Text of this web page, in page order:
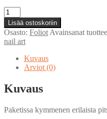
Lace
Foil
(10kpl)
määrä
Lisää ostoskoriin
Osasto: Foliot Avainsanat
nail art
Kuvaus
Arviot (0)
Kuvaus
Paketissa kymmenen erilaista